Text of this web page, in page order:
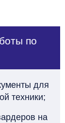
по
для
техники;
на